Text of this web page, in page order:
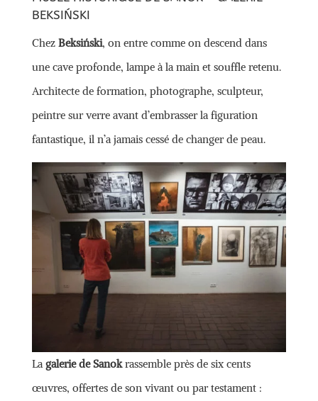
BEKSIŃSKI
Chez Beksiński, on entre comme on descend dans
une cave profonde, lampe à la main et souffle retenu.
Architecte de formation, photographe, sculpteur,
peintre sur verre avant d’embrasser la figuration
fantastique, il n’a jamais cessé de changer de peau.
Lagalerie de Sanokrassemble près de six cents
œuvres, offertes de son vivant ou par testament :